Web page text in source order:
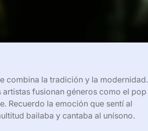
combina la tradición y la modernidad.
fusionan géneros como el pop
Recuerdo la emoción que sentí al
bailaba y cantaba al unísono.